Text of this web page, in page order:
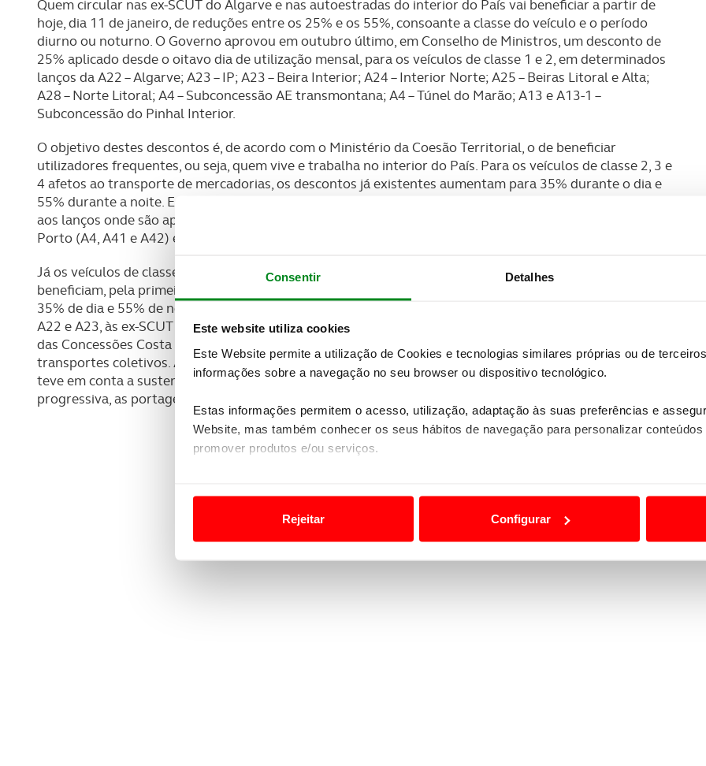
Consentir Detalhes
Este website utiliza cookies
Este Website permite a utilização de Cookies e tecnologias similares próprias ou de
informações sobre a navegação no seu browser ou dispositivo tecnológico.
Estas informações permitem o acesso, utilização, adaptação às suas preferências e
Website, mas também conhecer os seus hábitos de navegação para personalizar
promover produtos e/ou serviços.
Usamos cookies para melhorar a sua experiência digital, personalizar conteúdos e
funcionalidades de redes sociais, bem como para analisar dados de navegação no nosso
Adicionalmente partilhamos informação, relativa à sua utilização do nosso site de
Rejeitar Configurar
Quem circular nas ex-SCUT do Algarve e nas autoestradas do interior do País vai beneficiar a partir de
hoje, dia 11 de janeiro, de reduções entre os 25% e os 55%, consoante a classe do veículo e o período
diurno ou noturno. O Governo aprovou em outubro último, em Conselho de Ministros, um desconto de
25% aplicado desde o oitavo dia de utilização mensal, para os veículos de classe 1 e 2, em determinados
lanços da A22 – Algarve; A23 – IP; A23 – Beira Interior; A24 – Interior Norte; A25 – Beiras Litoral e Alta;
A28 – Norte Litoral; A4 – Subconcessão AE transmontana; A4 – Túnel do Marão; A13 e A13-1 –
Subconcessão do Pinhal Interior.
O objetivo destes descontos é, de acordo com o Ministério da Coesão Territorial, o de beneficiar
utilizadores frequentes, ou seja, quem vive e trabalha no interior do País. Para os veículos de classe 2, 3 e
4 afetos ao transporte de mercadorias, os descontos já existentes aumentam para 35% durante o dia e
55% durante a noite. Este último desconto abrange igualmente fins de semana e feriados e aplicam-se
aos lanços onde são aplicados os 25% para a classe 1 e 2, bem como às vias da Concessão do Grande
Porto (A4, A41 e A42) e das Concessões Costa da Prata (A17, A25 e A29).
Já os veículos de classe 2, 3 e 4 afetos ao transporte de passageiros por conta de outrem ou público,
beneficiam, pela primeira vez, de descontos semelhantes aos do transporte de mercadorias: reduções de
35% de dia e 55% de noite, feriados e fins de semana. Estas reduções de preços aplicam-se aos lanços da
A22 e A23, às ex-SCUT do interior bem como às vias da Concessão do Grande Porto (A4, A41 e A42) e
das Concessões Costa da Prata (A17, A25 e A29), tendo o objetivo de incentivar a utilização de
transportes coletivos. Ainda de acordo com o Ministério da Coesão Territorial, este pacote de descontos
teve em conta a sustentabilidade orçamental necessária para o Governo continuar a reduzir, de forma
progressiva, as portagens no interior do País.